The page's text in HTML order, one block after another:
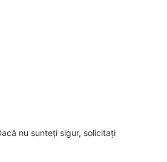
nu sunteți sigur, solicitați